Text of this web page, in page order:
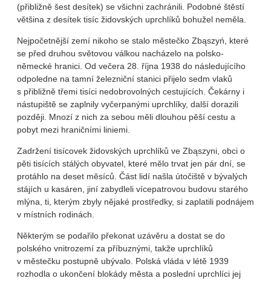
(přibližně šest desítek) se všichni zachránili. Podobné štěstí
většina z desítek tisíc židovských uprchlíků bohužel neměla.
Nejpočetnější zemí nikoho se stalo městečko Zbąszyń, které
se před druhou světovou válkou nacházelo na polsko-
německé hranici. Od večera 28. října 1938 do následujícího
odpoledne na tamní železniční stanici přijelo sedm vlaků
s přibližně třemi tisíci nedobrovolných cestujících. Čekárny i
nástupiště se zaplnily vyčerpanými uprchlíky, další dorazili
později. Mnozí z nich za sebou měli dlouhou pěší cestu a
pobyt mezi hraničními liniemi.
Zadržení tisícovek židovských uprchlíků ve Zbąszyni, obci o
pěti tisících stálých obyvatel, které mělo trvat jen pár dní, se
protáhlo na deset měsíců. Část lidí našla útočiště v bývalých
stájích u kasáren, jiní zabydleli vícepatrovou budovu starého
mlýna, ti, kterým zbyly nějaké prostředky, si zaplatili podnájem
v místních rodinách.
Některým se podařilo překonat uzávěru a dostat se do
polského vnitrozemí za příbuznými, takže uprchlíků
v městečku postupně ubývalo. Polská vláda v létě 1939
rozhodla o ukončení blokády města a poslední uprchlíci jej